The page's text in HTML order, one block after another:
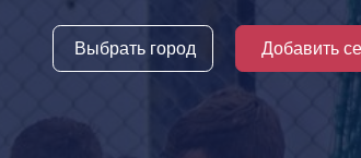
Выбрать город Добавить